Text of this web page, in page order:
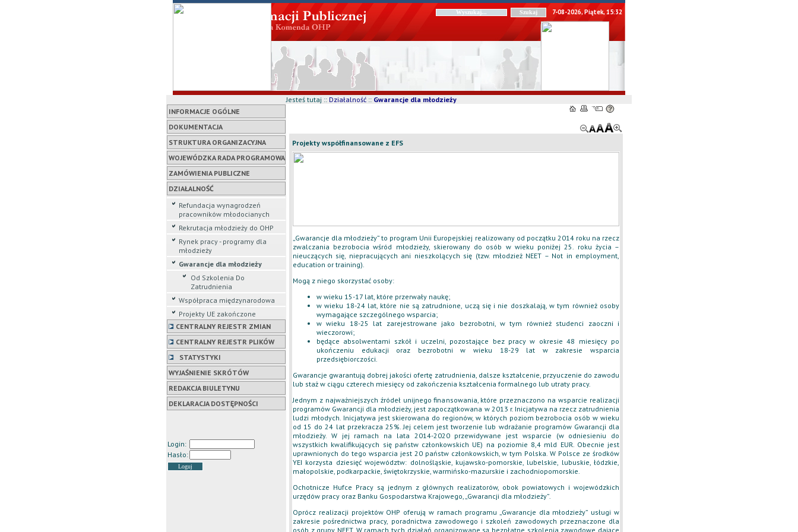
7-08-2026, Piątek, 15:32
INFORMACJE OGÓLNE
DOKUMENTACJA
STRUKTURA ORGANIZACYJNA
WOJEWÓDZKA RADA PROGRAMOWA
ZAMÓWIENIA PUBLICZNE
DZIAŁALNOŚĆ
Refundacja wynagrodzeń
pracowników młodocianych
Rekrutacja młodzieży do OHP
Rynek pracy - programy dla
młodzieży
Gwarancje dla młodzieży
Od Szkolenia Do
Zatrudnienia
Współpraca międzynarodowa
Projekty UE zakończone
CENTRALNY REJESTR ZMIAN
CENTRALNY REJESTR PLIKÓW
STATYSTYKI
WYJAŚNIENIE SKRÓTÓW
REDAKCJA BIULETYNU
DEKLARACJA DOSTĘPNOŚCI
Login:
Hasło:
Jesteś tutaj :: Działalność :: Gwarancje dla młodzieży
Projekty współfinansowane z EFS
„Gwarancje dla młodzieży” to program Unii Europejskiej realizowany od początku 2014 roku na rzecz
zwalczania bezrobocia wśród młodzieży, skierowany do osób w wieku poniżej 25. roku życia –
nieuczących się, niepracujących ani nieszkolących się (tzw. młodzież NEET – Not in employment,
education or training).
Mogą z niego skorzystać osoby:
w wieku 15-17 lat, które przerwały naukę;
w wieku 18-24 lat, które nie są zatrudnione, uczą się i nie doszkalają, w tym również osoby
wymagające szczególnego wsparcia;
w wieku 18-25 lat zarejestrowane jako bezrobotni, w tym również studenci zaoczni i
wieczorowi;
będące absolwentami szkół i uczelni, pozostające bez pracy w okresie 48 miesięcy po
ukończeniu edukacji oraz bezrobotni w wieku 18-29 lat w zakresie wsparcia
przedsiębiorczości.
Gwarancje gwarantują dobrej jakości ofertę zatrudnienia, dalsze kształcenie, przyuczenie do zawodu
lub staż w ciągu czterech miesięcy od zakończenia kształcenia formalnego lub utraty pracy.
Jednym z najważniejszych źródeł unijnego finansowania, które przeznaczono na wsparcie realizacji
programów Gwarancji dla młodzieży, jest zapoczątkowana w 2013 r. Inicjatywa na rzecz zatrudnienia
ludzi młodych. Inicjatywa jest skierowana do regionów, w których poziom bezrobocia osób w wieku
od 15 do 24 lat przekracza 25%. Jej celem jest tworzenie lub wdrażanie programów Gwarancji dla
młodzieży. W jej ramach na lata 2014-2020 przewidywane jest wsparcie (w odniesieniu do
wszystkich kwalifikujących się państw członkowskich UE) na poziomie 8,4 mld EUR. Obecnie jest
uprawnionych do tego wsparcia jest 20 państw członkowskich, w tym Polska. W Polsce ze środków
YEI korzysta dziesięć województw: dolnośląskie, kujawsko-pomorskie, lubelskie, lubuskie, łódzkie,
małopolskie, podkarpackie, świętokrzyskie, warmińsko-mazurskie i zachodniopomorskie.
Ochotnicze Hufce Pracy są jednym z głównych realizatorów, obok powiatowych i wojewódzkich
urzędów pracy oraz Banku Gospodarstwa Krajowego, „Gwarancji dla młodzieży”.
Oprócz realizacji projektów OHP oferują w ramach programu „Gwarancje dla młodzieży” usługi w
zakresie pośrednictwa pracy, poradnictwa zawodowego i szkoleń zawodowych przeznaczone dla
osób z grupy NEET. W ramach tych działań organizowane są bezpłatne szkolenia zawodowe dające